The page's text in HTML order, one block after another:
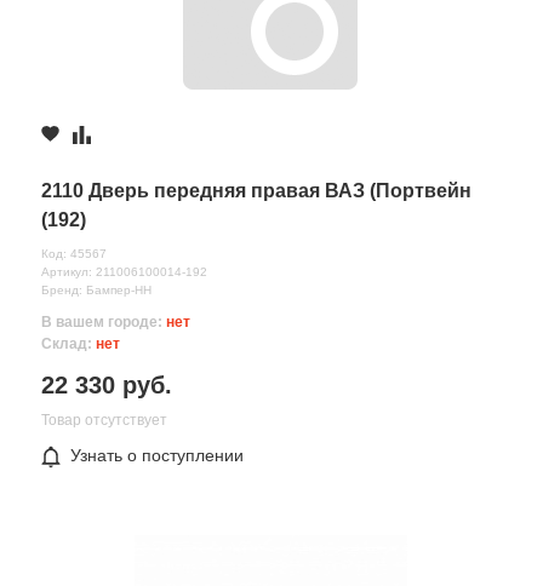
2110 Дверь передняя правая ВАЗ (Портвейн
(192)
Код: 45567
Артикул: 211006100014-192
Бренд: Бампер-НН
В вашем городе: нет
Склад: нет
22 330 руб.
Товар отсутствует
Узнать о поступлении